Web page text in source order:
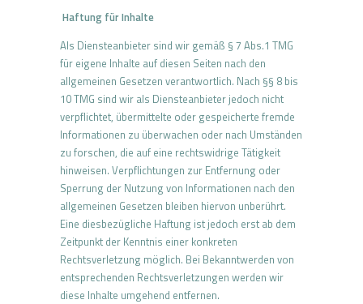
Haftung für Inhalte
Als Diensteanbieter sind wir gemäß § 7 Abs.1 TMG
für eigene Inhalte auf diesen Seiten nach den
allgemeinen Gesetzen verantwortlich. Nach §§ 8 bis
10 TMG sind wir als Diensteanbieter jedoch nicht
verpflichtet, übermittelte oder gespeicherte fremde
Informationen zu überwachen oder nach Umständen
zu forschen, die auf eine rechtswidrige Tätigkeit
hinweisen. Verpflichtungen zur Entfernung oder
Sperrung der Nutzung von Informationen nach den
allgemeinen Gesetzen bleiben hiervon unberührt.
Eine diesbezügliche Haftung ist jedoch erst ab dem
Zeitpunkt der Kenntnis einer konkreten
Rechtsverletzung möglich. Bei Bekanntwerden von
entsprechenden Rechtsverletzungen werden wir
diese Inhalte umgehend entfernen.